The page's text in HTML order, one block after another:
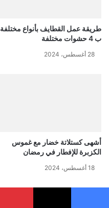
طريقة عمل القطايف بأنواع مختلفة
ب 4 حشوات مختلفة
28 أغسطس، 2024
أشهى كستلاتة خضار مع غموس
الكزبرة للإفطار في رمضان
18 أغسطس، 2024